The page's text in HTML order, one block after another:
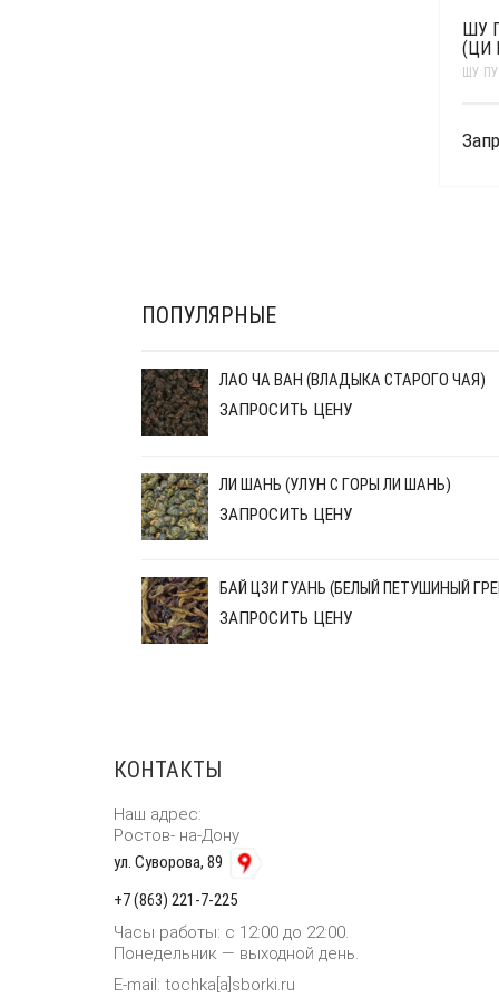
ШУ
(ЦИ
ШУ
ПОПУЛЯРНЫЕ
ЛАО ЧА ВАН (ВЛАДЫКА СТАРОГО ЧАЯ)
ЗАПРОСИТЬ ЦЕНУ
ЛИ ШАНЬ (УЛУН С ГОРЫ ЛИ ШАНЬ)
ЗАПРОСИТЬ ЦЕНУ
БАЙ ЦЗИ ГУАНЬ (БЕЛЫЙ ПЕТУШИНЫЙ
ЗАПРОСИТЬ ЦЕНУ
КОНТАКТЫ
Наш адрес:
Ростов- на-Дону
ул. Суворова, 89
+7 (863) 221-7-225
Часы работы: с 12:00 до 22:00.
Понедельник — выходной день.
E-mail: tochka[a]sborki.ru